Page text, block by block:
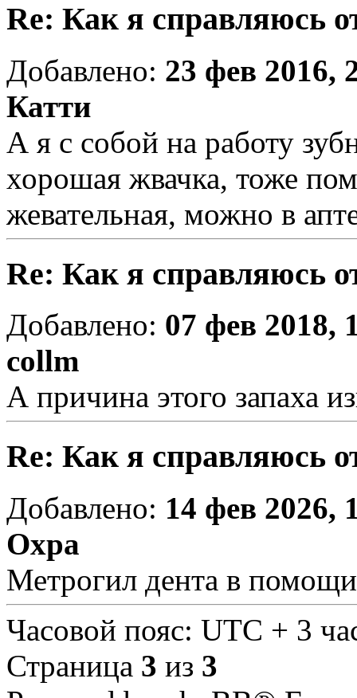
Re: Как я справляюсь
Добавлено: 23 фев 2016,
Катти
А я с собой на работу
хорошая жвачка, тоже
жевательная, можно в
Re: Как я справляюсь
Добавлено: 07 фев 2018,
collm
А причина этого запаха
Re: Как я справляюсь
Добавлено: 14 фев 2026,
Охра
Метрогил дента в
Часовой пояс: UTC + 3
Страница 3 из 3